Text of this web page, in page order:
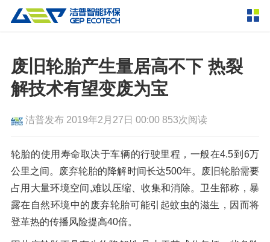
双轴撕碎机 单轴撕碎机
垃圾破袋机 移动式撕碎站
粉碎设备
环锤式粉碎机 鼓式粉碎机
轮胎钢丝分离机 通用型粉碎机
破碎设备
反击式破碎机 颚式破碎机
圆锥破碎机
挤压成型设备
RDF成型机
成套机组
解决方案
服务支持
新闻资讯
走进洁普
废旧轮胎产生量居高不下 热裂
解技术有望变废为宝
洁普发布 2019年2月27日 00:00 853次阅读
轮胎的使用寿命取决于车辆的行驶里程，一般在4.5到6万
公里之间。废弃轮胎的降解时间长达500年。废旧轮胎需要
占用大量环境空间,难以压缩、收集和消除。卫生部称，暴
露在自然环境中的废弃轮胎可能引起蚊虫的滋生，因而将
登革热的传播风险提高40倍。